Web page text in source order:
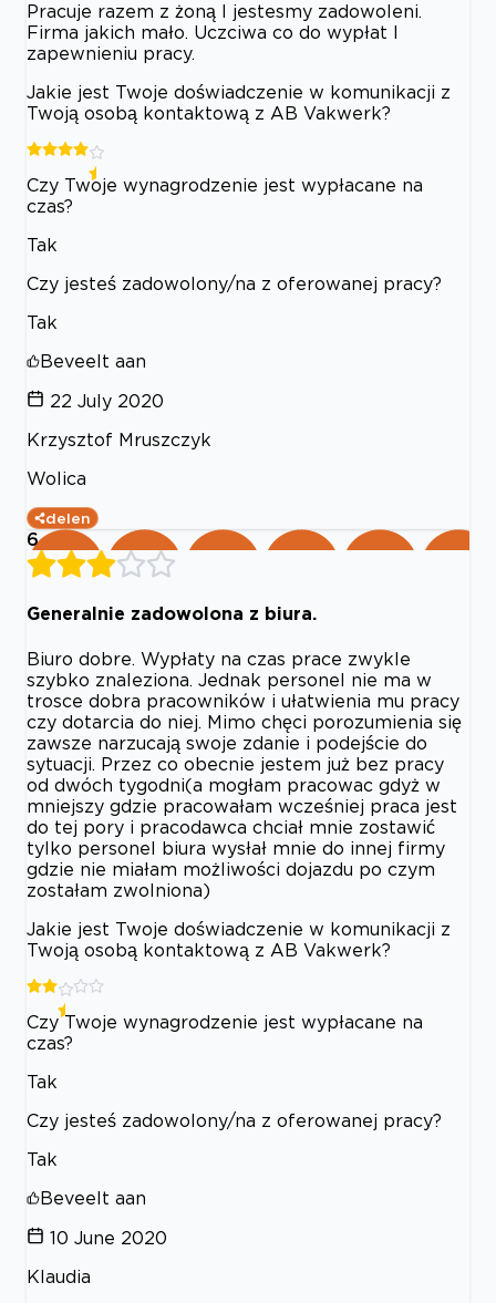
Pracuje razem z żoną I jestesmy zadowoleni.
Firma jakich mało. Uczciwa co do wypłat I
zapewnieniu pracy.
Jakie jest Twoje doświadczenie w komunikacji z
Twoją osobą kontaktową z AB Vakwerk?
Czy Twoje wynagrodzenie jest wypłacane na
czas?
Tak
Czy jesteś zadowolony/na z oferowanej pracy?
Tak
Beveelt aan
22 July 2020
Krzysztof Mruszczyk
Wolica
delen
6
Generalnie zadowolona z biura.
Biuro dobre. Wypłaty na czas prace zwykle
szybko znaleziona. Jednak personel nie ma w
trosce dobra pracowników i ułatwienia mu pracy
czy dotarcia do niej. Mimo chęci porozumienia się
zawsze narzucają swoje zdanie i podejście do
sytuacji. Przez co obecnie jestem już bez pracy
od dwóch tygodni(a mogłam pracowac gdyż w
mniejszy gdzie pracowałam wcześniej praca jest
do tej pory i pracodawca chciał mnie zostawić
tylko personel biura wysłał mnie do innej firmy
gdzie nie miałam możliwości dojazdu po czym
zostałam zwolniona)
Jakie jest Twoje doświadczenie w komunikacji z
Twoją osobą kontaktową z AB Vakwerk?
Czy Twoje wynagrodzenie jest wypłacane na
czas?
Tak
Czy jesteś zadowolony/na z oferowanej pracy?
Tak
Beveelt aan
10 June 2020
Klaudia